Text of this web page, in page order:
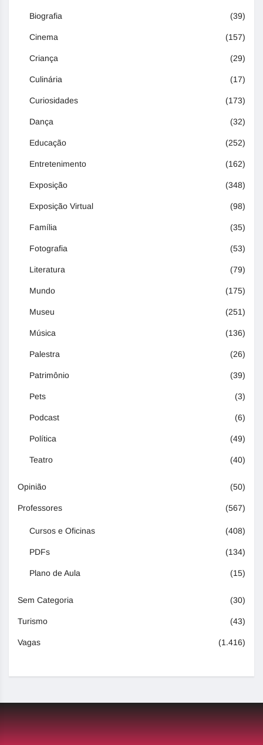
Biografia (39)
Cinema (157)
Criança (29)
Culinária (17)
Curiosidades (173)
Dança (32)
Educação (252)
Entretenimento (162)
Exposição (348)
Exposição Virtual (98)
Família (35)
Fotografia (53)
Literatura (79)
Mundo (175)
Museu (251)
Música (136)
Palestra (26)
Patrimônio (39)
Pets (3)
Podcast (6)
Política (49)
Teatro (40)
Opinião (50)
Professores (567)
Cursos e Oficinas (408)
PDFs (134)
Plano de Aula (15)
Sem Categoria (30)
Turismo (43)
Vagas (1.416)